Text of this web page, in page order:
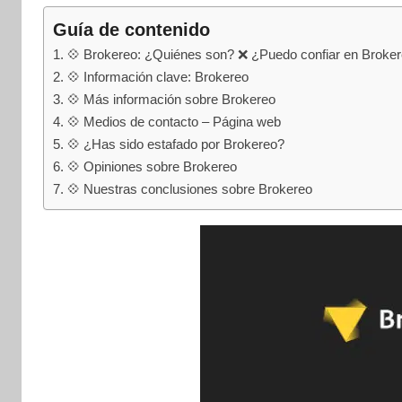
Estafado.com
Guía de contenido
💠 Brokereo: ¿Quiénes son? ❌ ¿Puedo confiar en
💠 Información clave: Brokereo
💠 Más información sobre Brokereo
💠 Medios de contacto – Página web
💠 ¿Has sido estafado por Brokereo?
💠 Opiniones sobre Brokereo
💠 Nuestras conclusiones sobre Brokereo